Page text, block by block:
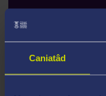
Caniatâd